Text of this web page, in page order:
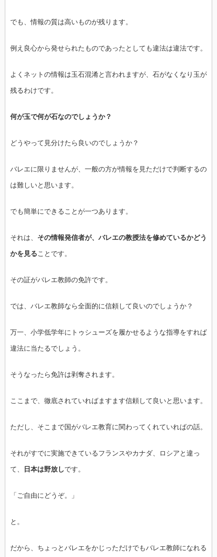
でも、情報の質は高いものが残ります。
例え良心から発せられたものであったとしても違法は違法です。
よくネットの情報は玉石混淆と言われますが、 石がなくなり玉が
残るわけです。
何が玉で何が石なのでしょうか？
どうやって見分けたら良いのでしょうか？
バレエに限りませんが、 一般の方が情報を見ただけで判断するの
は難しいと思います。
でも簡単にできることが一つあります。
それは、 その情報発信者が、 バレエの教授法を修めているかどう
かを見ることです。
その証がバレエ教師の免許です。
では、バレエ教師なら全面的に信頼して良いのでしょうか？
万一、 小学低学年にトゥシューズを履かせるような指導をすれば
違法に当たるでしょう。
そうなったら免許は剥奪されます。
ここまで、徹底されていればますます信頼して良いと思います。
ただし、そこまで国がバレエ教育に関わってくれていればの話。
それがすでに実施できているフランスやカナダ、ロシアと違っ
て、 日本は野放しです。
「ご自由にどうぞ。」
と。
だから、 ちょっとバレエをかじっただけでもバレエ教師になれる